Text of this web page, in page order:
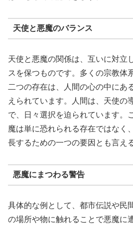
天使と悪魔のバランス
天使と悪魔の関係は、互いに対立
スを保つものです。多くの宗教体
二つの存在は、人間の心の中にあ
えられています。人間は、天使の
で、日々選択を迫られています。
魔は単に恐れられる存在ではなく
長するための一つの要因とも言え
悪魔にまつわる警告
具体的な例として、都市伝説や民
の場所や物に触れることで悪魔に